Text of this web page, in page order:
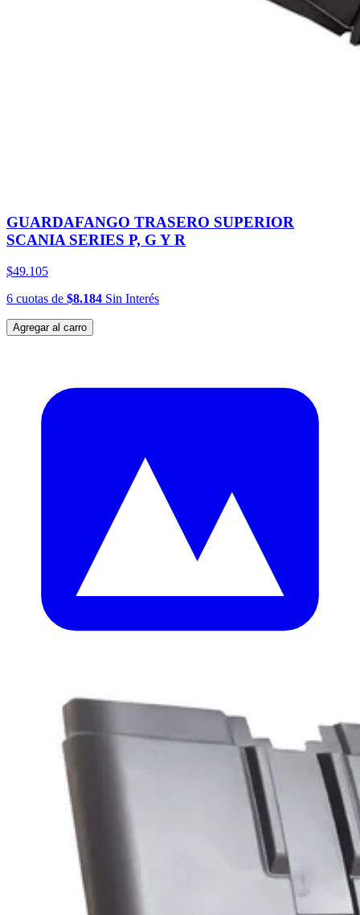
GUARDAFANGO TRASERO SUPERIOR
SCANIA SERIES P, G Y R
$49.105
6 cuotas de $8.184 Sin Interés
Agregar al carro